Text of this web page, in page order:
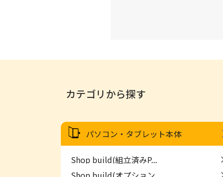
カテゴリから探す
パソコン・タブレット本体
Shop build(組立済みP...